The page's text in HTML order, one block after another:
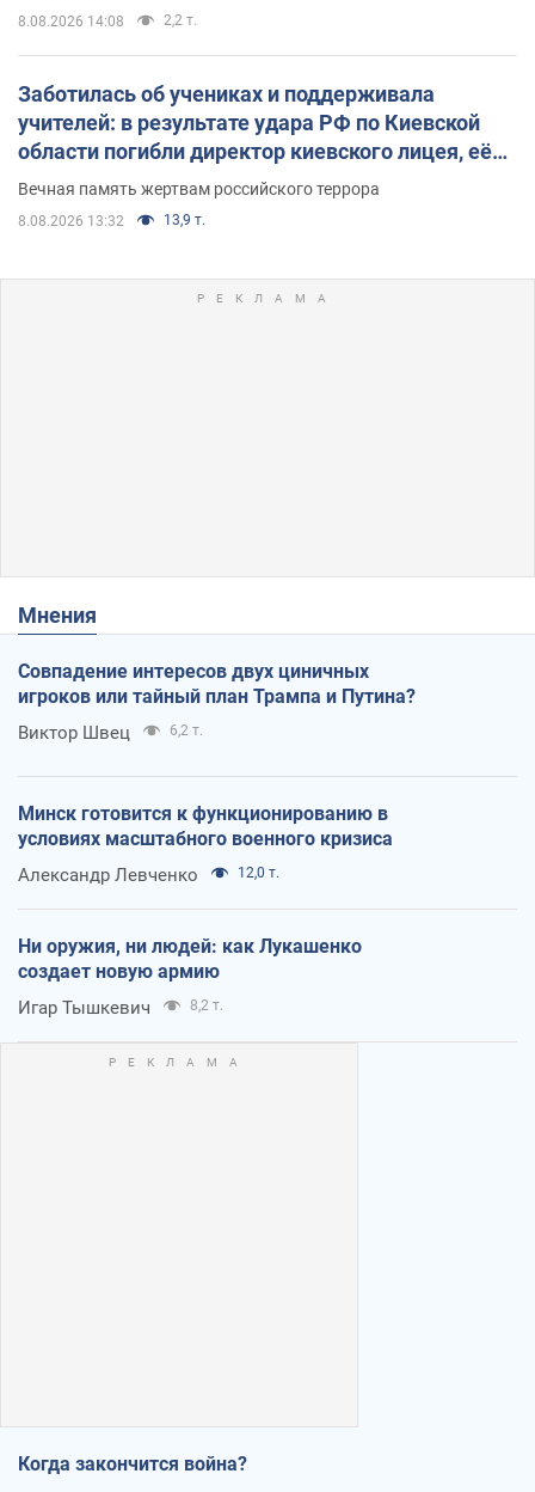
8.08.2026 14:08 2,2 т.
Заботилась об учениках и поддерживала
учителей: в результате удара РФ по Киевской
области погибли директор киевского лицея, её
муж и внук
Вечная память жертвам российского террора
8.08.2026 13:32 13,9 т.
Мнения
Совпадение интересов двух циничных
игроков или тайный план Трампа и Путина?
Виктор Швец 6,2 т.
Минск готовится к функционированию в
условиях масштабного военного кризиса
Александр Левченко 12,0 т.
Ни оружия, ни людей: как Лукашенко
создает новую армию
Игар Тышкевич 8,2 т.
Когда закончится война?